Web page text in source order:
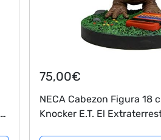
75,00€
NECA Cabezon Figura 18
Knocker E.T. El